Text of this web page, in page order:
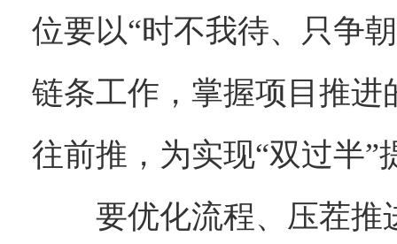
位要以“时不我待、只争
链条工作，掌握项目推
往前推，为实现“双过半”
要优化流程、压茬推